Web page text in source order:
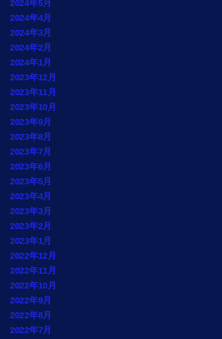
2024年5月
2024年4月
2024年3月
2024年2月
2024年1月
2023年12月
2023年11月
2023年10月
2023年9月
2023年8月
2023年7月
2023年6月
2023年5月
2023年4月
2023年3月
2023年2月
2023年1月
2022年12月
2022年11月
2022年10月
2022年9月
2022年8月
2022年7月